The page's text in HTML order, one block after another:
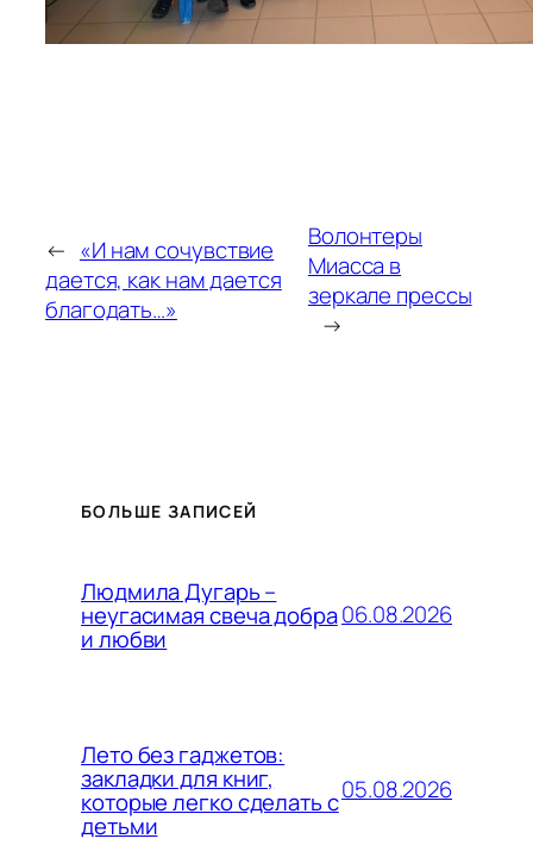
← «И нам сочувствие
дается, как нам дается
благодать…»
Волонтеры
Миасса в
зеркале прессы
→
БОЛЬШЕ ЗАПИСЕЙ
Людмила Дугарь –
неугасимая свеча добра
и любви
06.08.2026
Лето без гаджетов:
закладки для книг,
которые легко сделать с
детьми
05.08.2026